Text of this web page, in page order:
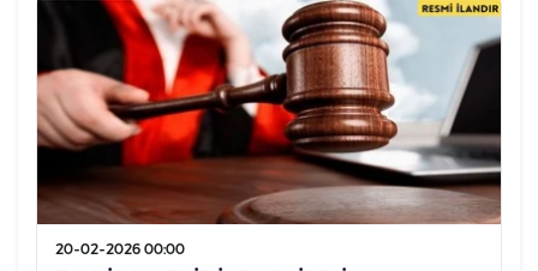
20-02-2026 00:00